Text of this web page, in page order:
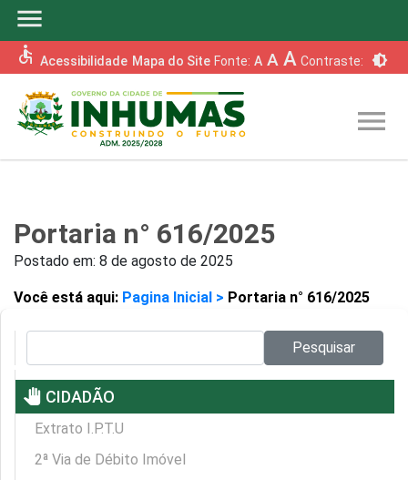
menu
accessible Acessibilidade Mapa do Site Fonte: A A A Contraste: brightness_6
menu
Portaria n° 616/2025
Postado em: 8 de agosto de 2025
Você está aqui: Pagina Inicial > Portaria n° 616/2025
Pesquisar
pan_tool CIDADÃO
Extrato I.P.T.U
2ª Via de Débito Imóvel